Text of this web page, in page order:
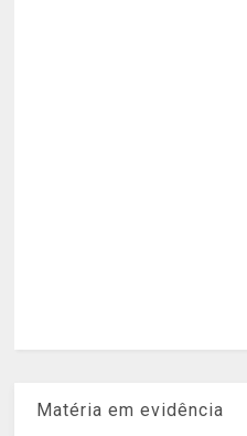
Matéria em evidência